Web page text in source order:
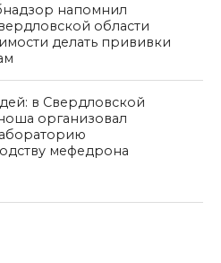
напомнил
области
делать прививки
в Свердловской
организовал
мефедрона